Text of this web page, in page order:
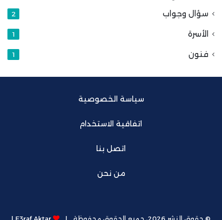
سؤال وجواب 2
الأسرة 1
فنون 1
سياسة الخصوصية
اتفاقية الاستخدام
اتصل بنا
من نحن